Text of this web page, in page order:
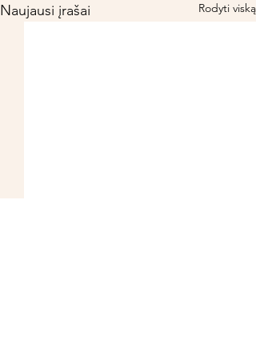
Naujausi įrašai Rodyti viską